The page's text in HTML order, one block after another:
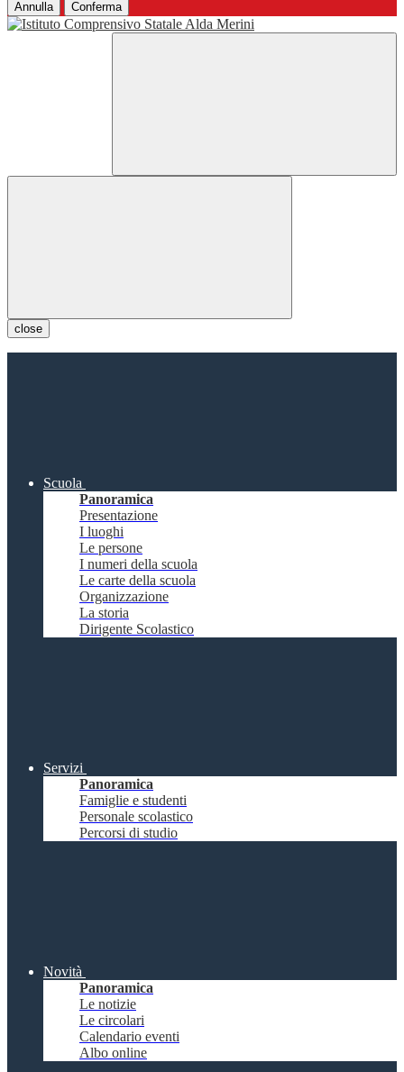
Annulla Conferma
close
Scuola
Panoramica
Presentazione
I luoghi
Le persone
I numeri della scuola
Le carte della scuola
Organizzazione
La storia
Dirigente Scolastico
Servizi
Panoramica
Famiglie e studenti
Personale scolastico
Percorsi di studio
Novità
Panoramica
Le notizie
Le circolari
Calendario eventi
Albo online